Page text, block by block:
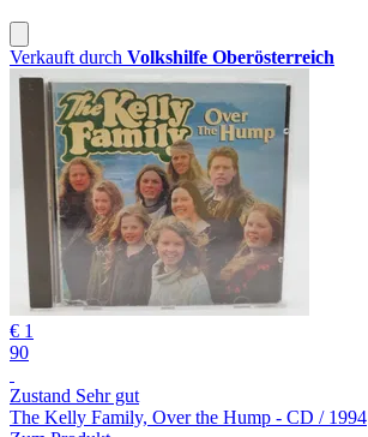
Verkauft durch Volkshilfe Oberösterreich
€ 1
90
Zustand Sehr gut
The Kelly Family, Over the Hump - CD / 1994